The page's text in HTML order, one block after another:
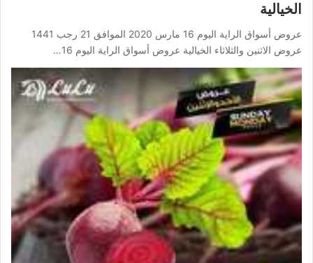
الخيالية
عروض أسواق الراية اليوم 16 مارس 2020 الموافق 21 رجب 1441
عروض الاثنين والثلاثاء الخيالية عروض أسواق الراية اليوم 16…